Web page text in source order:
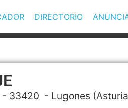
DIRECTORIO
- 33420 - Lugones